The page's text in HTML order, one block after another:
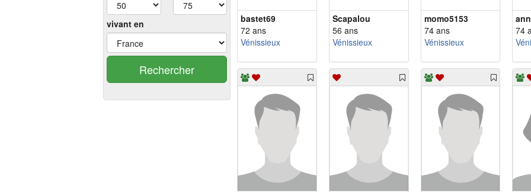
vivant en
Rechercher
bastet69
72 ans
Vénissieux
Scapalou
56 ans
Vénissieux
momo5153
74 ans
Vénissieux
74